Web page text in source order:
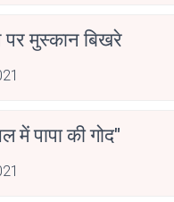
पर मुस्कान बिखरे
में पापा की गोद"